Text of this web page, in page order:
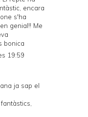
encara
s'ha
genial!! Me
bonica
19:59
ja sap el